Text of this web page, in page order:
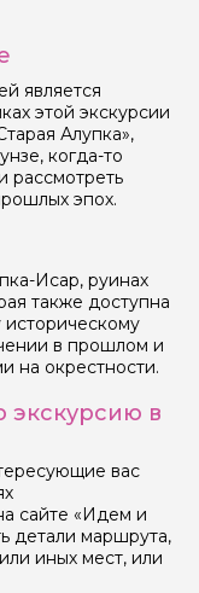
является
этой экскурсии
Алупка»,
когда-то
рассмотреть
эпох.
Исар, руинах
также доступна
в прошлом и
на окрестности.
экскурсию в
вас
сайте «Идем и
детали маршрута,
иных мест, или